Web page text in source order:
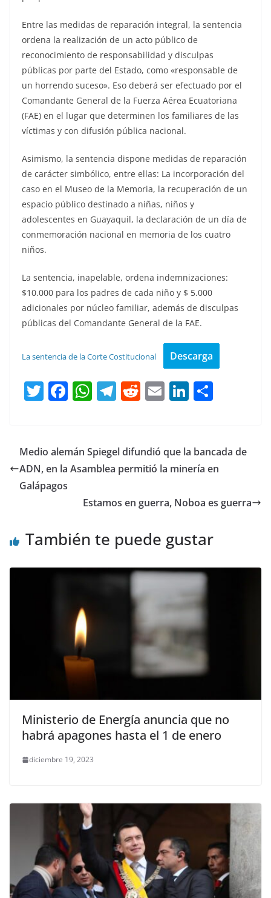
Entre las medidas de reparación integral, la sentencia
ordena la realización de un acto público de
reconocimiento de responsabilidad y disculpas
públicas por parte del Estado, como «responsable de
un horrendo suceso». Eso deberá ser efectuado por el
Comandante General de la Fuerza Aérea Ecuatoriana
(FAE) en el lugar que determinen los familiares de las
víctimas y con difusión pública nacional.
Asimismo, la sentencia dispone medidas de reparación
de carácter simbólico, entre ellas: La incorporación del
caso en el Museo de la Memoria, la recuperación de un
espacio público destinado a niñas, niños y
adolescentes en Guayaquil, la declaración de un día de
conmemoración nacional en memoria de los cuatro
niños.
La sentencia, inapelable, ordena indemnizaciones:
$10.000 para los padres de cada niño y $ 5.000
adicionales por núcleo familiar, además de disculpas
públicas del Comandante General de la FAE.
La sentencia de la Corte Costitucional Descarga
T
er
F
e
b
k
W
s
A
p
T
gr
a
R
di
t
E
l
Li
e
dI
p
ar
Medio alemán Spiegel difundió que la bancada de
ADN, en la Asamblea permitió la minería en
Galápagos
Estamos en guerra, Noboa es guerra
También te puede gustar
Ministerio de Energía anuncia que no
habrá apagones hasta el 1 de enero
diciembre 19, 2023